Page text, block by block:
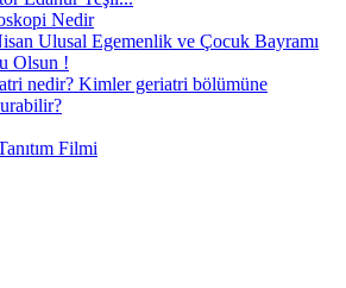
Nedir
Ulusal Egemenlik ve Çocuk Bayramı
Olsun !
nedir? Kimler geriatri bölümüne
Filmi